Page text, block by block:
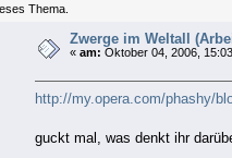
Thema.
Zwerge im Weltall
«am: Oktober 04, 2006,
http://my.opera.com/phashy/
guckt mal, was denkt ihr